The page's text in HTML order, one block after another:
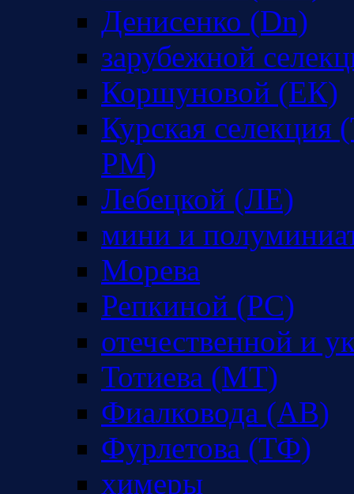
Денисенко (Dn)
зарубежной
Коршуновой (ЕК)
Курская
РМ)
Лебецкой (ЛЕ)
мини и
Морева
Репкиной (РС)
отечественной и
Тотиева (МТ)
Фиалковода (АВ)
Фурлетова (ТФ)
химеры